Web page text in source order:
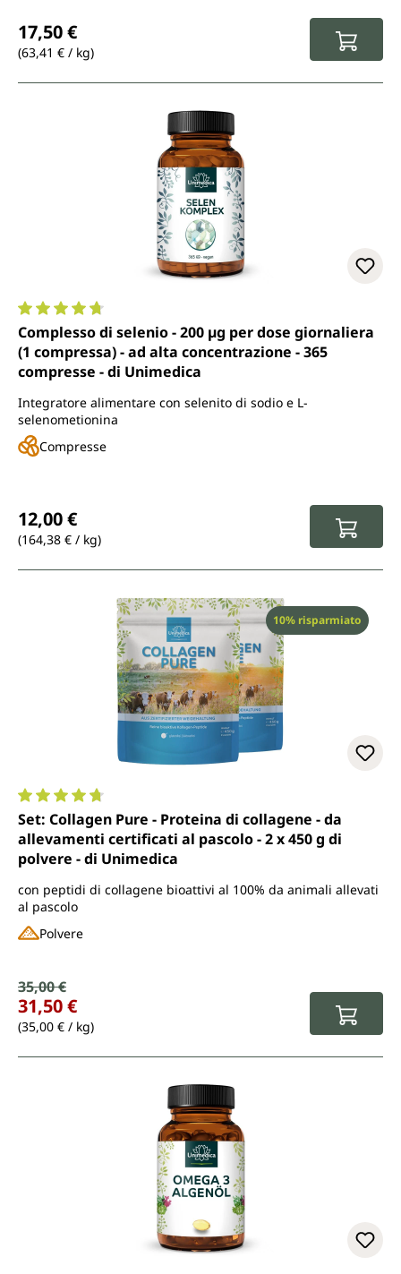
17,50 €
(63,41 € / kg)
Valutazione media di 4.8 su 5 stelle
Complesso di selenio - 200 µg per dose giornaliera
(1 compressa) - ad alta concentrazione - 365
compresse - di Unimedica
Integratore alimentare con selenito di sodio e L-
selenometionina
Compresse
12,00 €
(164,38 € / kg)
Sconto
10% risparmiato
Valutazione media di 4.7 su 5 stelle
Set: Collagen Pure - Proteina di collagene - da
allevamenti certificati al pascolo - 2 x 450 g di
polvere - di Unimedica
con peptidi di collagene bioattivi al 100% da animali allevati
al pascolo
Polvere
Prezzo di vendita:
Prezzo normale:
35,00 €
31,50 €
(35,00 € / kg)